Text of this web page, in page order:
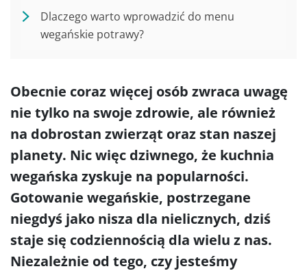
Dlaczego warto wprowadzić do menu
wegańskie potrawy?
Obecnie coraz więcej osób zwraca uwagę
nie tylko na swoje zdrowie, ale również
na dobrostan zwierząt oraz stan naszej
planety. Nic więc dziwnego, że kuchnia
wegańska zyskuje na popularności.
Gotowanie wegańskie, postrzegane
niegdyś jako nisza dla nielicznych, dziś
staje się codziennością dla wielu z nas.
Niezależnie od tego, czy jesteśmy